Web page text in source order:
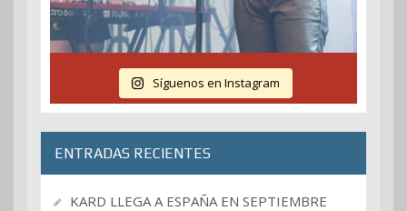
Síguenos en Instagram
ENTRADAS RECIENTES
KARD LLEGA A ESPAÑA EN SEPTIEMBRE